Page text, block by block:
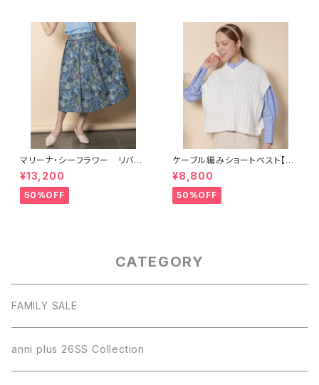
マリーナ・シーフラワー リバテ
ィスカート【5665102】
¥13,200
50%OFF
ケーブル編みショートベスト【82
68001】
¥8,800
50%OFF
CATEGORY
FAMILY SALE
anni plus 26SS Collection